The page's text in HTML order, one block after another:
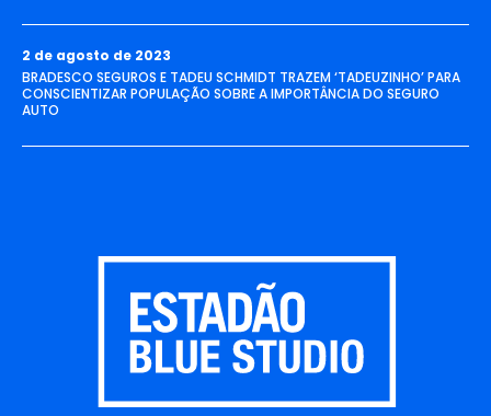
2 de agosto de 2023
BRADESCO SEGUROS E TADEU SCHMIDT TRAZEM ‘TADEUZINHO’ PARA
CONSCIENTIZAR POPULAÇÃO SOBRE A IMPORTÂNCIA DO SEGURO
AUTO